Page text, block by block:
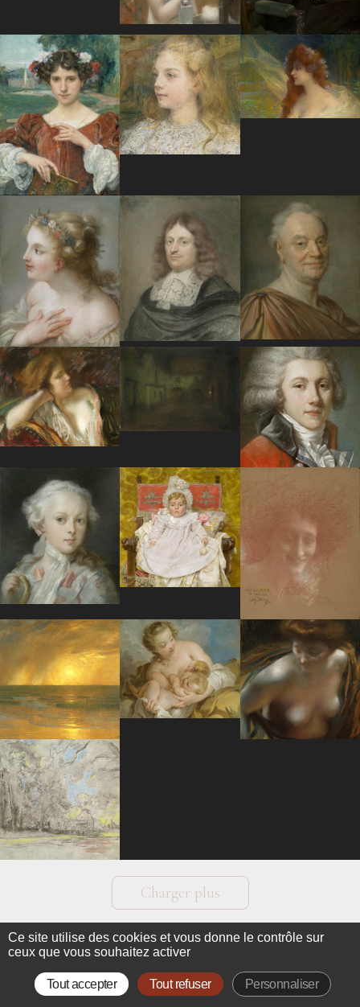
Charger plus
Ce site utilise des cookies et vous donne le contrôle sur
ceux que vous souhaitez activer
Tout accepter Tout refuser Personnaliser